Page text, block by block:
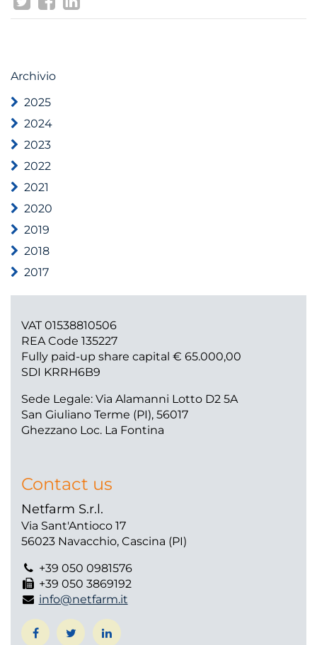
Archivio
2025
2024
2023
2022
2021
2020
2019
2018
2017
VAT 01538810506
REA Code 135227
Fully paid-up share capital € 65.000,00
SDI KRRH6B9
Sede Legale: Via Alamanni Lotto D2 5A
San Giuliano Terme (PI), 56017
Ghezzano Loc. La Fontina
Contact us
Netfarm S.r.l.
Via Sant'Antioco 17
56023 Navacchio, Cascina (PI)
+39 050 0981576
+39 050 3869192
info@netfarm.it